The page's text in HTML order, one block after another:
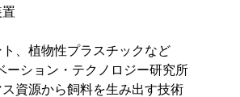
、植物性プラスチックなど
ーション・テクノロジー研究所
資源から飼料を生み出す技術